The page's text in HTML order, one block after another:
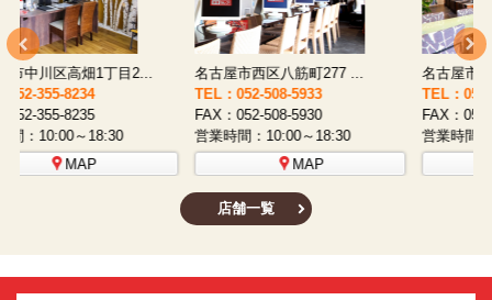
名古屋市西区八筋町277 ...
TEL：052-508-5933
FAX：052-508-5930
営業時間：10:00～18:30
名古屋市中村区太閤通9-1...
TEL：052-481-0853
FAX：052-481-3587
営業時間：10:00～18:30
店舗一覧